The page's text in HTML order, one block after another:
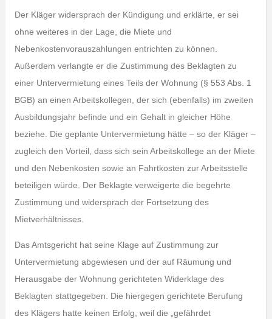
Der Kläger widersprach der Kündigung und erklärte, er sei
ohne weiteres in der Lage, die Miete und
Nebenkostenvorauszahlungen entrichten zu können.
Außerdem verlangte er die Zustimmung des Beklagten zu
einer Untervermietung eines Teils der Wohnung (§ 553 Abs. 1
BGB) an einen Arbeitskollegen, der sich (ebenfalls) im zweiten
Ausbildungsjahr befinde und ein Gehalt in gleicher Höhe
beziehe. Die geplante Untervermietung hätte – so der Kläger –
zugleich den Vorteil, dass sich sein Arbeitskollege an der Miete
und den Nebenkosten sowie an Fahrtkosten zur Arbeitsstelle
beteiligen würde. Der Beklagte verweigerte die begehrte
Zustimmung und widersprach der Fortsetzung des
Mietverhältnisses.
Das Amtsgericht hat seine Klage auf Zustimmung zur
Untervermietung abgewiesen und der auf Räumung und
Herausgabe der Wohnung gerichteten Widerklage des
Beklagten stattgegeben. Die hiergegen gerichtete Berufung
des Klägers hatte keinen Erfolg, weil die „gefährdet